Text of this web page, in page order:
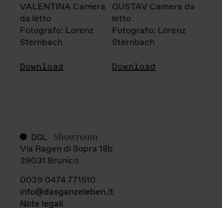
VALENTINA Camera
da letto
Fotografo: Lorenz
Sternbach
Download
GUSTAV Camera da
letto
Fotografo: Lorenz
Sternbach
Download
DGL Showroom
Via Ragen di Sopra 18b
39031 Brunico
0039 0474 771510
info@dasganzeleben.it
Note legali